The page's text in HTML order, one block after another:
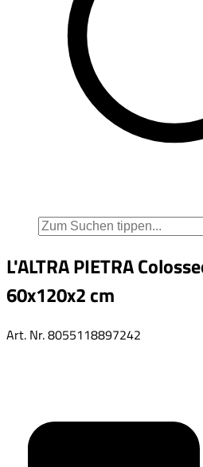
L'ALTRA PIETRA
60x120x2 cm
Art. Nr.8055118897242